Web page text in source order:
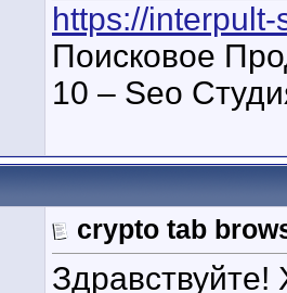
https://
Поисковое
10 – Seo
crypto tab